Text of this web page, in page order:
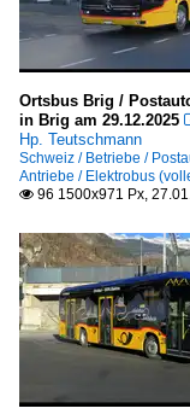
Ortsbus Brig /
in Brig am 29.12.2025
Hp. Teutschmann
Schweiz / Betriebe /
Antriebe / Elektrobus
 96 1500x971 Px,